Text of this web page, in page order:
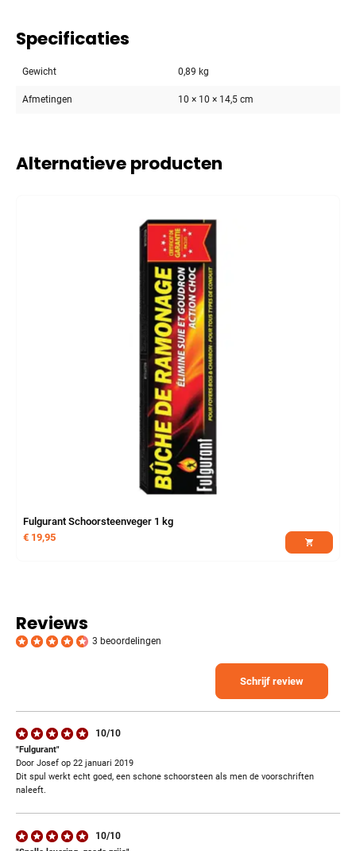
Specificaties
Gewicht 0,89 kg
Afmetingen 10 × 10 × 14,5 cm
Alternatieve producten
Fulgurant Schoorsteenveger 1 kg
€ 19,95
Reviews
3 beoordelingen
Schrijf review
10/10
"Fulgurant"
Door Josef op 22 januari 2019
Dit spul werkt echt goed, een schone schoorsteen als men de voorschriften
naleeft.
10/10